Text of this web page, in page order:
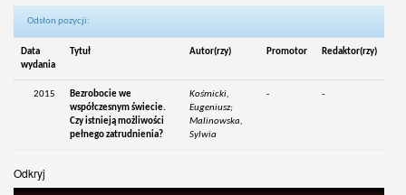
Odsłon pozycji:
Data
wydania
Tytuł Autor(rzy) Promotor Redaktor(rzy)
2015
Bezrobocie we
współczesnym świecie.
Czy istnieją możliwości
pełnego zatrudnienia?
Kośmicki,
Eugeniusz;
Malinowska,
Sylwia
- -
Odkryj